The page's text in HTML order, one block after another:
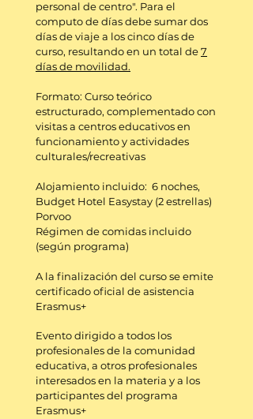
personal de centro". Para el
computo de díasdebe sumar dos
días de viaje a los cinco días de
curso, resultando en un total de7
días de movilidad.
Formato: Curso teórico
estructurado, complementado con
visitas a centros educativos en
funcionamiento y actividades
culturales/recreativas
Alojamiento incluido: 6 noches,
Budget Hotel Easystay (2 estrellas)
Porvoo
Régimen de comidas incluido
(según programa)
A la finalización del curso se emite
certificado oficial de asistencia
Erasmus+
Evento dirigido a todos los
profesionales de la comunidad
educativa, a otros profesionales
interesados en la materia y a los
participantes del programa
Erasmus+